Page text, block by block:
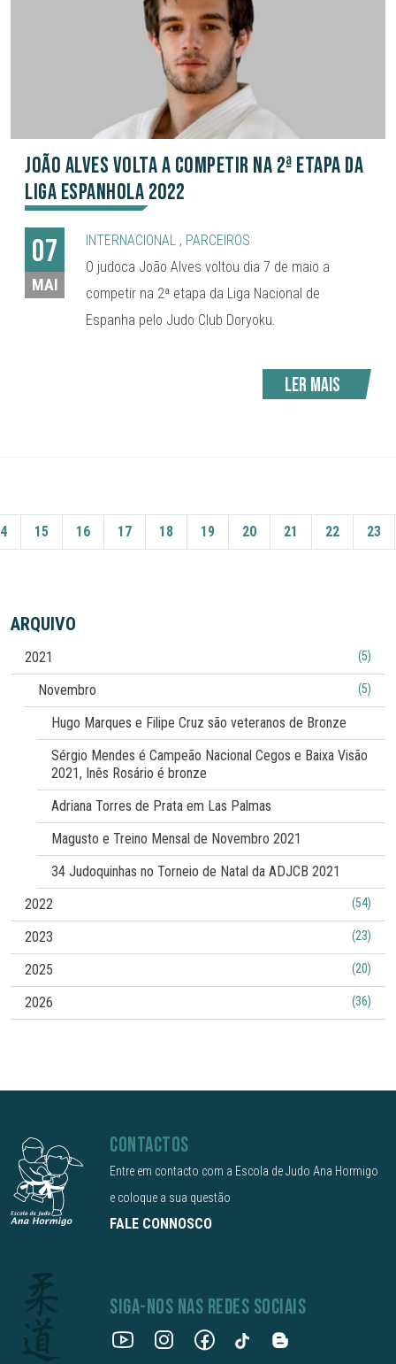
João Alves volta a competir na 2ª Etapa da
Liga Espanhola 2022
07
MAI
INTERNACIONAL , PARCEIROS
O judoca João Alves voltou dia 7 de maio a
competir na 2ª etapa da Liga Nacional de
Espanha pelo Judo Club Doryoku.
Ler mais
15 16 17 18 19 20 21 22 23
ARQUIVO
2021 (5)
Novembro (5)
Hugo Marques e Filipe Cruz são veteranos de Bronze
Sérgio Mendes é Campeão Nacional Cegos e Baixa Visão
2021, Inês Rosário é bronze
Adriana Torres de Prata em Las Palmas
Magusto e Treino Mensal de Novembro 2021
34 Judoquinhas no Torneio de Natal da ADJCB 2021
2022
(54)
2023 (23)
2025 (20)
2026 (36)
CONTACTOS
Entre em contacto com a Escola de Judo Ana Hormigo
e coloque a sua questão
FALE CONNOSCO
SIGA-NOS NAS REDES SOCIAIS